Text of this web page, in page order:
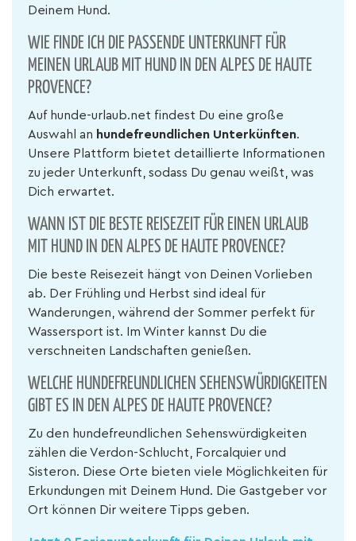
Deinem Hund.
WIE FINDE ICH DIE PASSENDE UNTERKUNFT FÜR
MEINEN URLAUB MIT HUND IN DEN ALPES DE HAUTE
PROVENCE?
Auf hunde-urlaub.net findest Du eine große
Auswahl an hundefreundlichen Unterkünften.
Unsere Plattform bietet detaillierte Informationen
zu jeder Unterkunft, sodass Du genau weißt, was
Dich erwartet.
WANN IST DIE BESTE REISEZEIT FÜR EINEN URLAUB
MIT HUND IN DEN ALPES DE HAUTE PROVENCE?
Die beste Reisezeit hängt von Deinen Vorlieben
ab. Der Frühling und Herbst sind ideal für
Wanderungen, während der Sommer perfekt für
Wassersport ist. Im Winter kannst Du die
verschneiten Landschaften genießen.
WELCHE HUNDEFREUNDLICHEN SEHENSWÜRDIGKEITEN
GIBT ES IN DEN ALPES DE HAUTE PROVENCE?
Zu den hundefreundlichen Sehenswürdigkeiten
zählen die Verdon-Schlucht, Forcalquier und
Sisteron. Diese Orte bieten viele Möglichkeiten für
Erkundungen mit Deinem Hund. Die Gastgeber vor
Ort können Dir weitere Tipps geben.